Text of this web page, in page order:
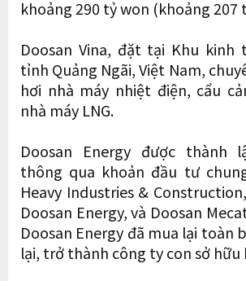
khoảng 290 tỷ won (khoảng 207
Doosan Vina, đặt tại Khu kinh
tỉnh Quảng Ngãi, Việt Nam,
hơi nhà máy nhiệt điện, cẩu
nhà máy LNG.
Doosan Energy được thành
thông qua khoản đầu tư
Heavy Industries &
Doosan Energy, và Doosan
Doosan Energy đã mua lại toàn
lại, trở thành công ty con sở hữu